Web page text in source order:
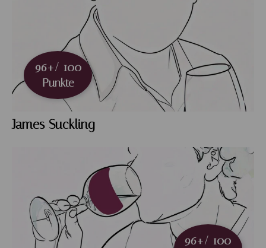
96+/ 100
Punkte
James Suckling
96+/ 100